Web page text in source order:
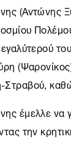
(Αντώνης
έμελλε να
την